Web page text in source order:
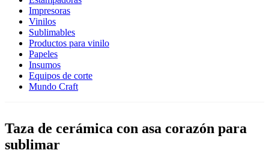
Impresoras
Vinilos
Sublimables
Productos para vinilo
Papeles
Insumos
Equipos de corte
Mundo Craft
Taza de cerámica con asa corazón para
sublimar